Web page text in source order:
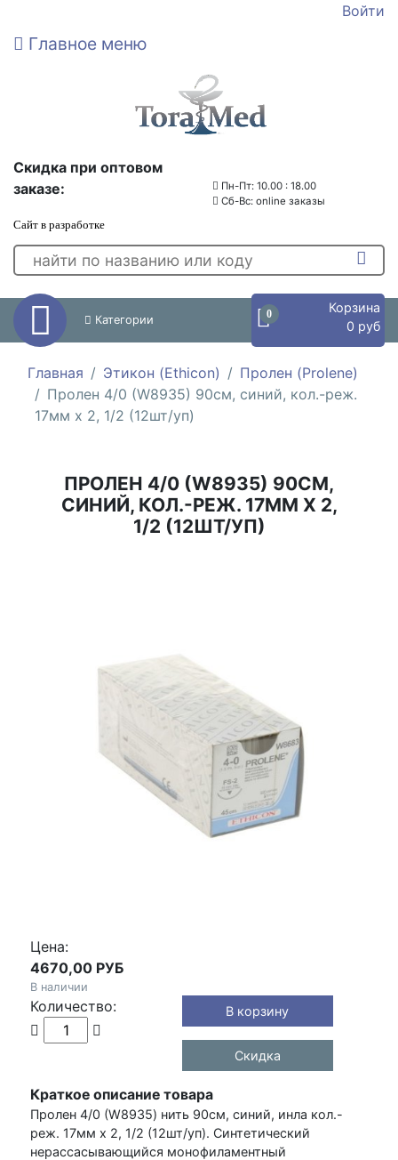
Войти
Главное меню
Скидка при оптовом
заказе:
Сайт в разработке
Пн-Пт: 10.00 : 18.00
Сб-Вс: online заказы
Категории 0
Корзина
0 руб
Главная Этикон (Ethicon)
Пролен (Prolene)
Пролен 4/0 (W8935) 90см, синий, кол.-реж.
17мм х 2, 1/2 (12шт/уп)
ПРОЛЕН 4/0 (W8935) 90СМ,
СИНИЙ, КОЛ.-РЕЖ. 17ММ Х 2,
1/2 (12ШТ/УП)
Цена:
4670,00 РУБ
В наличии
Количество:
Скидка
Краткое описание товара
Пролен 4/0 (W8935) нить 90см, синий, инла кол.-
реж. 17мм х 2, 1/2 (12шт/уп). Синтетический
нерассасывающийся монофиламентный